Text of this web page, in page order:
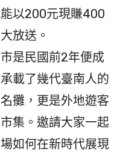
以200元現賺400
放送。
是民國前2年便成
載了幾代臺南人的
攤，更是外地遊客
集。邀請大家一起
如何在新時代展現